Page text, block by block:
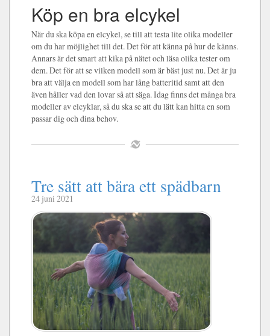
Köp en bra elcykel
När du ska köpa en elcykel, se till att testa lite olika modeller
om du har möjlighet till det. Det för att känna på hur de känns.
Annars är det smart att kika på nätet och läsa olika tester om
dem. Det för att se vilken modell som är bäst just nu. Det är ju
bra att välja en modell som har lång batteritid samt att den
även håller vad den lovar så att säga. Idag finns det många bra
modeller av elcyklar, så du ska se att du lätt kan hitta en som
passar dig och dina behov.
Tre sätt att bära ett spädbarn
24 juni 2021